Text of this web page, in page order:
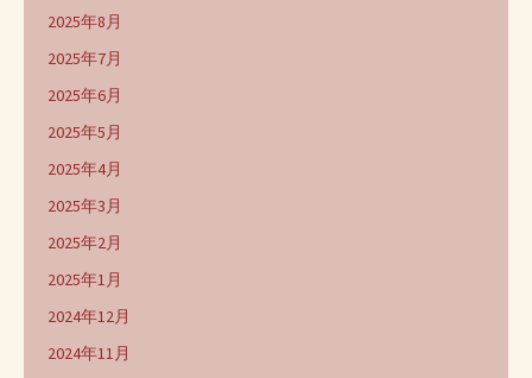
2025年8月
2025年7月
2025年6月
2025年5月
2025年4月
2025年3月
2025年2月
2025年1月
2024年12月
2024年11月